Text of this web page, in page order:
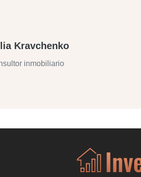
Kravchenko
inmobiliario